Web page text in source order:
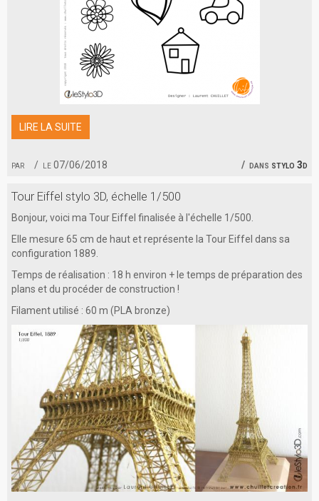
par le 07/06/2018 dans stylo 3d
LIRE LA SUITE
Tour Eiffel stylo 3D, échelle 1/500
Bonjour, voici ma Tour Eiffel finalisée à l'échelle 1/500.
Elle mesure 65 cm de haut et représente la Tour Eiffel dans sa
configuration 1889.
Temps de réalisation : 18 h environ + le temps de préparation des
plans et du procéder de construction !
Filament utilisé : 60 m (PLA bronze)